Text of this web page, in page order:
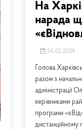
На
нарада
24.02.2026
Голова
разом з
адміністрації
керівниками
програми
дистанційному